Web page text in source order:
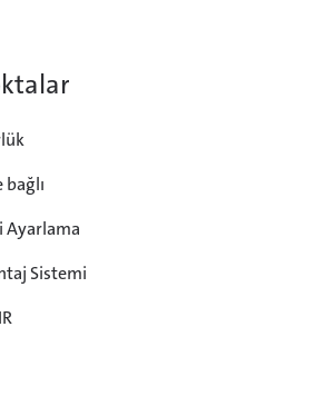
bağlı
Ayarlama
Sistemi